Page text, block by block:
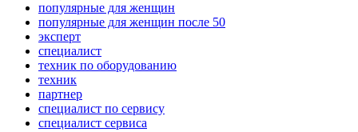
популярные для женщин
популярные для женщин после 50
эксперт
специалист
техник по оборудованию
техник
партнер
специалист по сервису
специалист сервиса